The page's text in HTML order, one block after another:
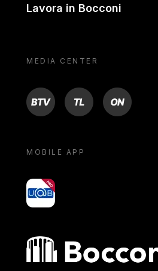
Lavora in Bocconi
MEDIA CENTER
BTV TL ON
MOBILE APP
yoU@B
Bocconi shop